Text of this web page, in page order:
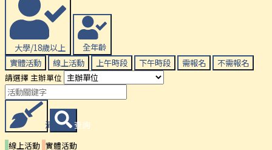
大學/18歲以上
全年齡
實體活動
線上活動 上午時段 下午時段 需報名
不需報名
請選擇 主辦單位
清除條件查詢
線上活動 實體活動